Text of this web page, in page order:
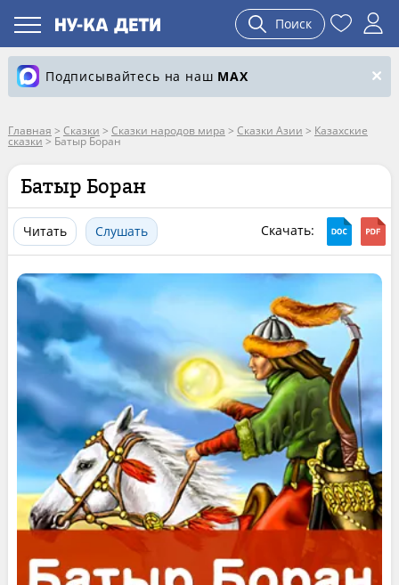
Поиск
Подписывайтесь на наш MAX
Главная > Сказки > Сказки народов мира > Сказки Азии > Казахские
сказки> Батыр Боран
Батыр Боран
Читать Слушать Скачать: